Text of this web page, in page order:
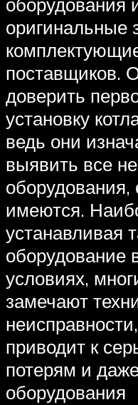
оригинальные
поставщиков.
доверить
установку
ведь они
выявить все
оборудования,
имеются.
устанавливая
оборудование
условиях,
замечают
приводит к
потерям и
оборудования